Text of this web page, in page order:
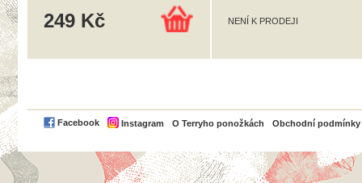
249 Kč NENÍ K PRODEJI
Facebook Instagram O Terryho ponožkách Obchodní podmínky
PayPal